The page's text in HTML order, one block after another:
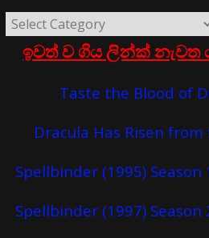
ඉවත් ව ගිය ලින්ක් නැවත
Taste the Blood of
Dracula Has Risen
Spellbinder (1995) Season
Spellbinder (1997) Season